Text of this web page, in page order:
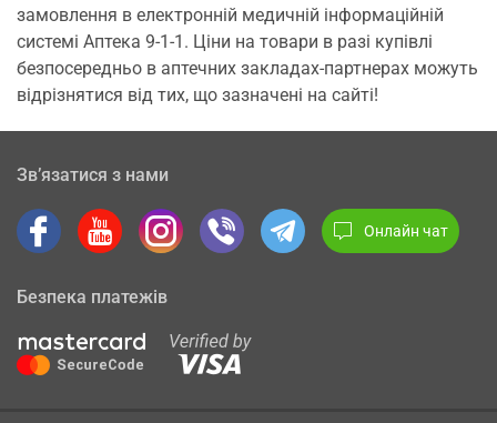
замовлення в електронній медичній інформаційній
системі Аптека 9-1-1. Ціни на товари в разі купівлі
безпосередньо в аптечних закладах-партнерах можуть
відрізнятися від тих, що зазначені на сайті!
Зв’язатися з нами
Онлайн чат
Безпека платежів